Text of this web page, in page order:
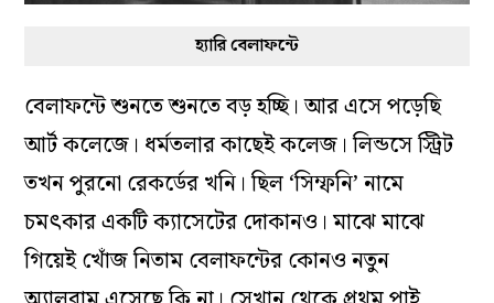
হ্যারি বেলাফন্টে
বেলাফন্টে শুনতে শুনতে বড় হচ্ছি। আর এসে পড়েছি
আর্ট কলেজে। ধর্মতলার কাছেই কলেজ। লিন্ডসে স্ট্রিট
তখন পুরনো রেকর্ডের খনি। ছিল ‘সিম্ফনি’ নামে
চমৎকার একটি ক‌্যাসেটের দোকানও। মাঝে মাঝে
গিয়েই খোঁজ নিতাম বেলাফন্টের কোনও নতুন